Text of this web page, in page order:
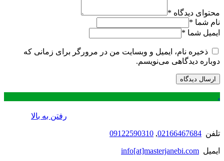
محتوای دیدگاه *
نام شما *
ایمیل شما *
ذخیره نام، ایمیل و وبسایت من در مرورگر برای زمانی که
دوباره دیدگاهی می‌نویسم.
.
رفتن به بالا
تلفن 02166467684
,
09122590310
ایمیل info[at]masterjanebi.com